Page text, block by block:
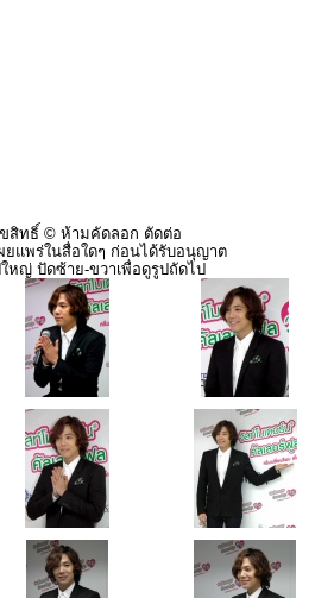
สิทธิ์ © ห้ามคัดลอก ตัดต่อ
ยแพร่ในสื่อใดๆ ก่อนได้รับอนุญาต
หญ่ ปัดซ้าย-ขวาเพื่อดูรูปถัดไป